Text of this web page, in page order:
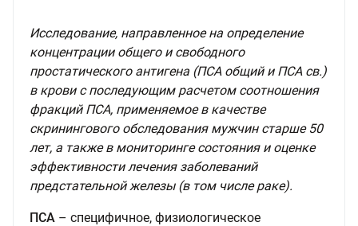
Исследование, направленное на определение
концентрации общего и свободного
простатического антигена (ПСА общий и ПСА св.)
в крови с последующим расчетом соотношения
фракций ПСА, применяемое в качестве
скринингового обследования мужчин старше 50
лет, а также в мониторинге состояния и оценке
эффективности лечения заболеваний
предстательной железы (в том числе раке).
ПСА – специфичное, физиологическое